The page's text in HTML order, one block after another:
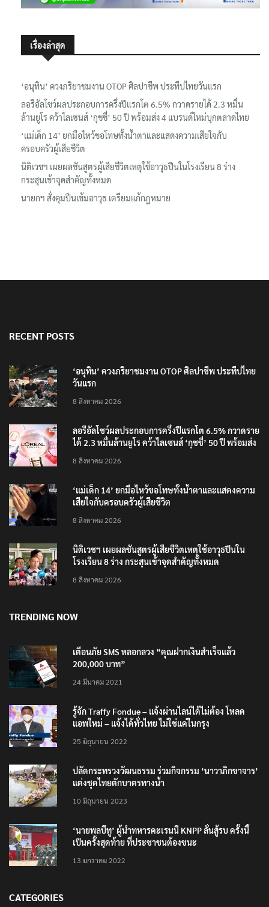
เรื่องล่าสุด
‘อนุทิน’ ควงภริยาชมงาน OTOP ศิลปาชีพ ประทีปไทยวันแรก
ลอรีอัลโชว์ผลประกอบการครึ่งปีแรกโต 6.5% กวาดรายได้ 2.3 หมื่น
ล้านยูโร คว้าไลเซนส์ ‘กุชชี่’ 50 ปี พร้อมส่ง 4 แบรนด์ใหม่บุกตลาดไทย
‘แม่เด็ก 14’ ยกมือไหว้ขอโทษทั้งน้ำตาและแสดงความเสียใจกับ
ครอบครัวผู้เสียชีวิต
นิติเวชฯ เผยผลชันสูตรผู้เสียชีวิตเหตุใช้อาวุธปืนในโรงเรียน 8 ร่าง
กระสุนเข้าจุดสำคัญทั้งหมด
นายกฯ สั่งคุมปืนเข้มอาวุธ เตรียมแก้กฎหมาย
RECENT POSTS
‘อนุทิน’ ควงภริยาชมงาน OTOP ศิลปาชีพ ประทีปไทย
วันแรก
8 สิงหาคม 2026
ลอรีอัลโชว์ผลประกอบการครึ่งปีแรกโต 6.5% กวาดราย
ได้ 2.3 หมื่นล้านยูโร คว้าไลเซนส์ ‘กุชชี่’ 50 ปี พร้อมส่ง
8 สิงหาคม 2026
‘แม่เด็ก 14’ ยกมือไหว้ขอโทษทั้งน้ำตาและแสดงความ
เสียใจกับครอบครัวผู้เสียชีวิต
8 สิงหาคม 2026
นิติเวชฯ เผยผลชันสูตรผู้เสียชีวิตเหตุใช้อาวุธปืนใน
โรงเรียน 8 ร่าง กระสุนเข้าจุดสำคัญทั้งหมด
8 สิงหาคม 2026
TRENDING NOW
เตือนภัย SMS หลอกลวง “คุณฝากเงินสำเร็จแล้ว
200,000 บาท”
24 มีนาคม 2021
รู้จัก Traffy Fondue – แจ้งผ่านไลน์ได้ไม่ต้อง โหลด
แอพใหม่ – แจ้งได้ทั่วไทย ไม่ใช่แค่ในกรุง
25 มิถุนายน 2022
ปลัดกระทรวงวัฒนธรรม ร่วมกิจกรรม ‘นาวาภิกขาจาร’
แต่งชุดไทยตักบาตรทางน้ำ
10 มิถุนายน 2023
‘นายพลบีทู’ ผู้นำทหารคะเรนนี KNPP ลั่นสู้รบ ครั้งนี้
เป็นครั้งสุดท้าย ที่ประชาชนต้องชนะ
13 มกราคม 2022
CATEGORIES